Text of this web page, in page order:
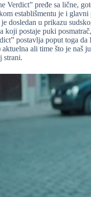
Verdict” pređe sa lične,
establišmentu je i
dosledan u prikazu
koji postaje puki
postavlja poput toga
ali time što je naš
strani.